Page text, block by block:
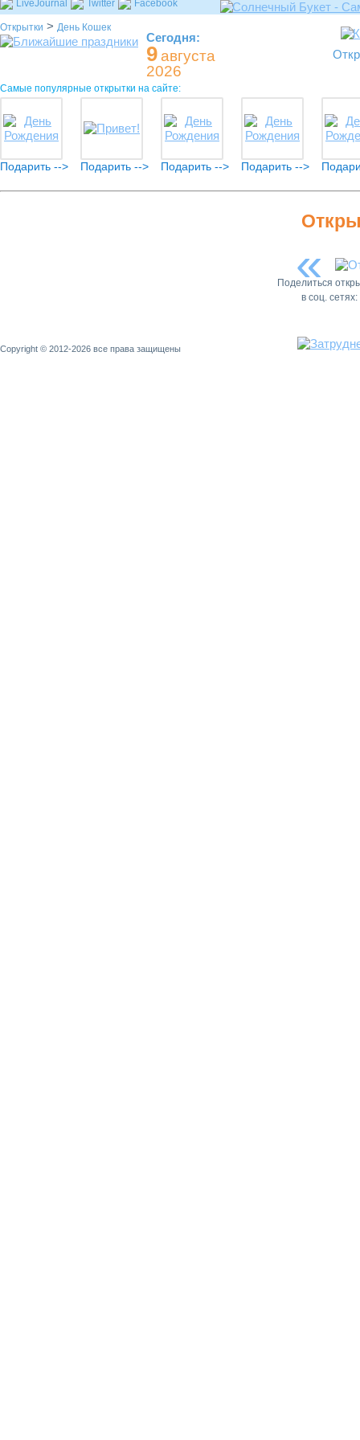
LiveJournal Twitter Facebook
Открытки > День Кошек
Сегодня:
9августа
2026
Самые популярные открытки на сайте:
Подарить --> Подарить --> Подарить --> Подарить -->
«
Поделиться
в соц. сетях:
Copyright © 2012-2026 все права защищены